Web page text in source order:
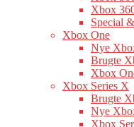
Xbox
Special
Xbox One
Nye
Brugte
Xbox
Xbox Series X
Brugte
Nye
Xbox